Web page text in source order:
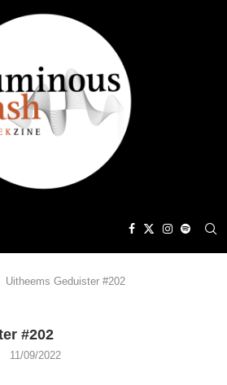
Uitheems Geduister #202
#202
11/09/2022